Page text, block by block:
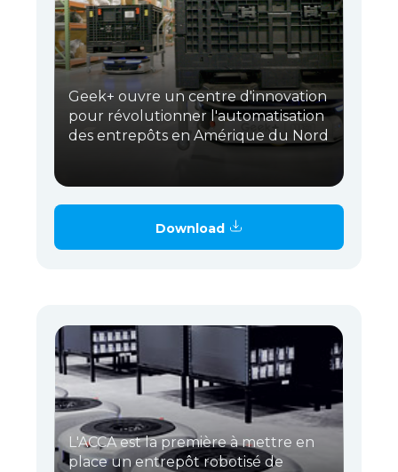
Geek+ ouvre un centre d'innovation
pour révolutionner l'automatisation
des entrepôts en Amérique du Nord
Download
L'ACCA est la première à mettre en
place un entrepôt robotisé de